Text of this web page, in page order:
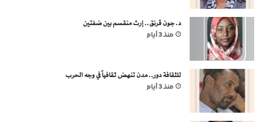
د. جون قرنق.. إرث منقسم بين ضفتين
منذ 3 أيام
للثقافة دور.. مدن تنهض ثقافياً في وجه الحرب
منذ 3 أيام